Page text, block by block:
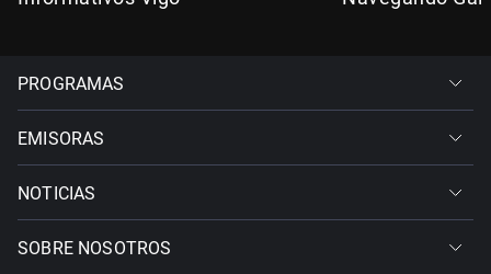
PROGRAMAS
EMISORAS
NOTICIAS
SOBRE NOSOTROS